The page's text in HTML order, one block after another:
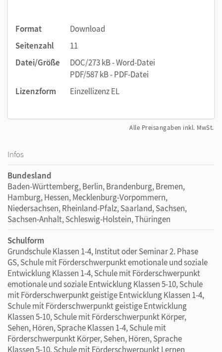
Format
Download
Seitenzahl
11
Datei/Größe
DOC/273 kB - Word-Datei
PDF/587 kB - PDF-Datei
Lizenzform
Einzellizenz EL
Alle Preisangaben inkl. MwSt.
Infos
Bundesland
Baden-Württemberg, Berlin, Brandenburg, Bremen,
Hamburg, Hessen, Mecklenburg-Vorpommern,
Niedersachsen, Rheinland-Pfalz, Saarland, Sachsen,
Sachsen-Anhalt, Schleswig-Holstein, Thüringen
Schulform
Grundschule Klassen 1-4, Institut oder Seminar 2. Phase
GS, Schule mit Förderschwerpunkt emotionale und soziale
Entwicklung Klassen 1-4, Schule mit Förderschwerpunkt
emotionale und soziale Entwicklung Klassen 5-10, Schule
mit Förderschwerpunkt geistige Entwicklung Klassen 1-4,
Schule mit Förderschwerpunkt geistige Entwicklung
Klassen 5-10, Schule mit Förderschwerpunkt Körper,
Sehen, Hören, Sprache Klassen 1-4, Schule mit
Förderschwerpunkt Körper, Sehen, Hören, Sprache
Klassen 5-10, Schule mit Förderschwerpunkt Lernen